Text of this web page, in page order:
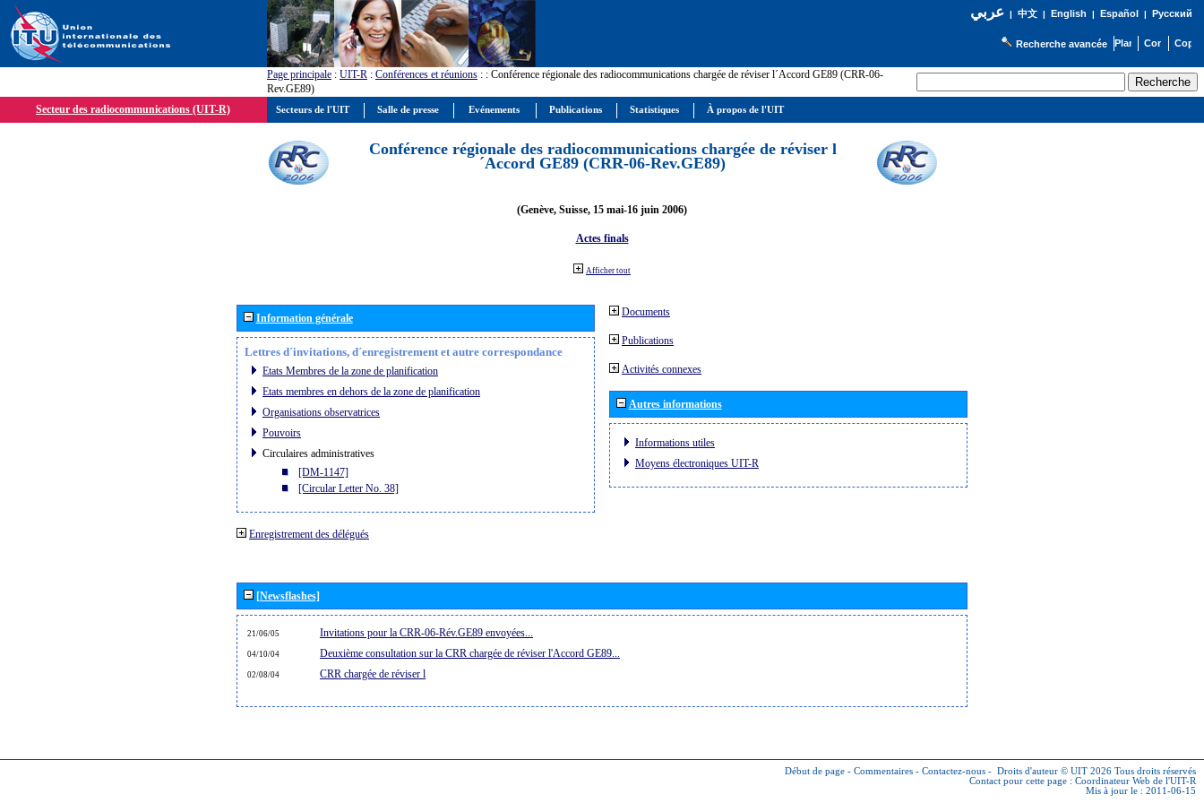
عربي| 中文| English | Español | Русский
Recherche avancée
Page principale : UIT-R : Conférences et réunions : : Conférence régionale des radiocommunications chargée de réviser l´Accord GE89 (CRR-06-
Rev.GE89)
Secteur des radiocommunications (UIT-R)
Conférence régionale des radiocommunications chargée de réviser l
´Accord GE89 (CRR-06-Rev.GE89)
(Genève, Suisse, 15 mai-16 juin 2006)
Actes finals
Afficher tout
Information générale
Lettres d´invitations, d´enregistrement et autre correspondance
Etats Membres de la zone de planification
Etats membres en dehors de la zone de planification
Organisations observatrices
Pouvoirs
Circulaires administratives
[DM-1147]
[Circular Letter No. 38]
Enregistrement des délégués
Documents
Publications
Activités connexes
Autres informations
Informations utiles
Moyens électroniques UIT-R
[Newsflashes]
21/06/05 Invitations pour la CRR-06-Rév.GE89 envoyées...
04/10/04 Deuxième consultation sur la CRR chargée de réviser l'Accord GE89...
02/08/04 CRR chargée de réviser l
Début de page - Commentaires - Contactez-nous - Droits d'auteur © UIT 2026 Tous droits réservés
Contact pour cette page : Coordinateur Web de l'UIT-R
Mis à jour le : 2011-06-15
Secteurs de l'UIT Salle de presse Evénements Publications Statistiques À propos de l'UIT